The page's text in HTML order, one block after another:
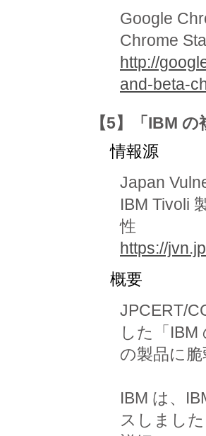
Google
Chrome
http://
and-beta-
【5】「IBM
情報源
Japan
IBM Tivoli
性
https://
概要
JPCERT/
した「IBM
の製品に
IBM は、
スしまし